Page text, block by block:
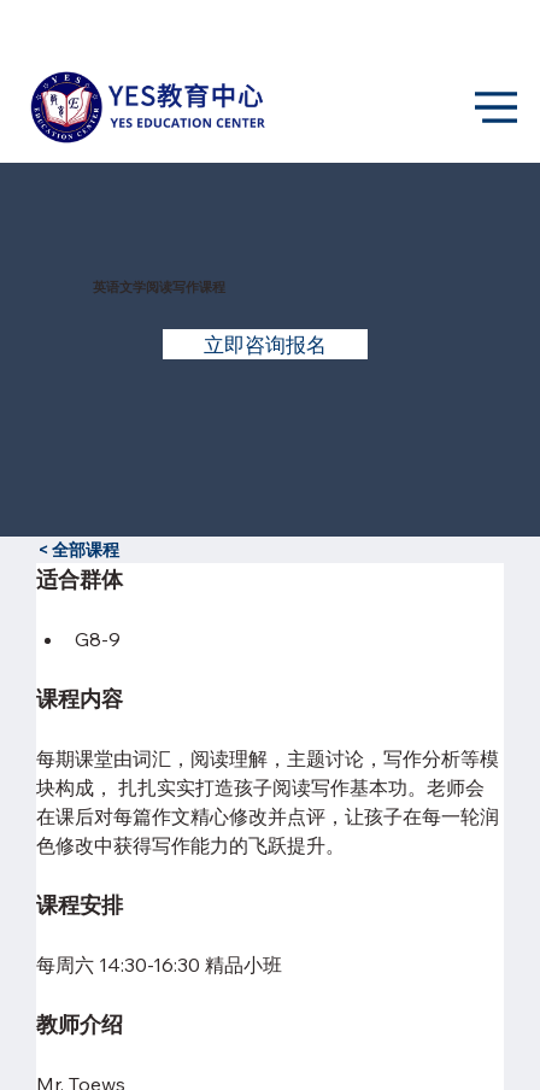
英语文学阅读写作课程
立即咨询报名
适合群体
G8-9
课程内容
每期课堂由词汇，阅读理解，主题讨论，写作分析等模
块构成， 扎扎实实打造孩子阅读写作基本功。老师会
在课后对每篇作文精心修改并点评，让孩子在每一轮润
色修改中获得写作能力的飞跃提升。
课程安排
每周六 14:30-16:30 精品小班
教师介绍
Mr. Toews
< 全部课程